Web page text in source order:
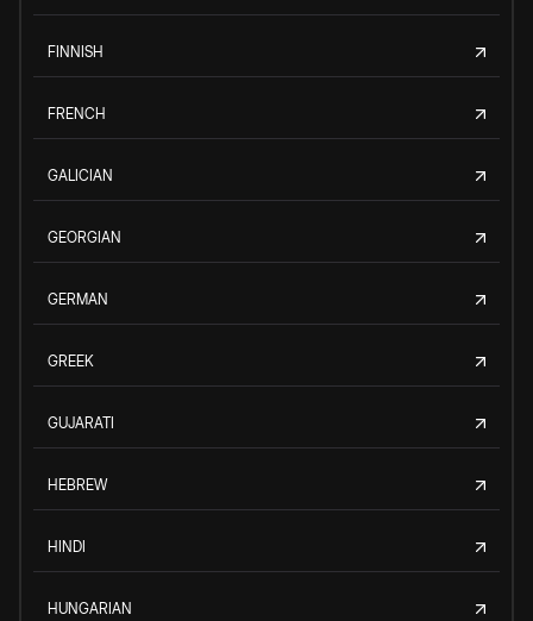
FINNISH
FRENCH
GALICIAN
GEORGIAN
GERMAN
GREEK
GUJARATI
HEBREW
HINDI
HUNGARIAN